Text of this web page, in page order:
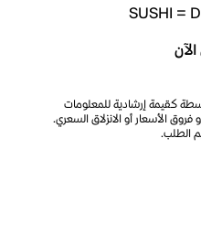
SUSHI =
كقيمة إرشادية للمعلومات
الأسعار أو الانزلاق السعري.
الطلب.